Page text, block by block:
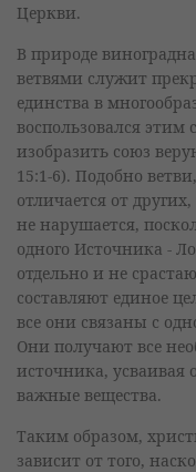
Церкви.
В природе
ветвями служит
единства в
воспользовался
изобразить союз
15:1-6). Подобно
отличается от
не нарушается,
одного Источника -
отдельно и не
составляют единое
все они связаны с
Они получают все
источника,
важные вещества.
Таким образом,
зависит от того,